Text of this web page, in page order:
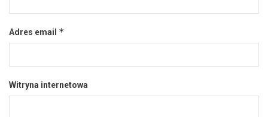
Adres email *
Witryna internetowa